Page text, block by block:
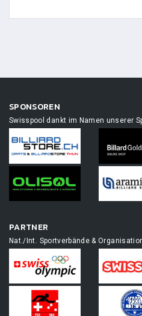
SPONSOREN
Swisspool dankt im Namen unserer
PARTNER
Nat./Int. Sportverbände &